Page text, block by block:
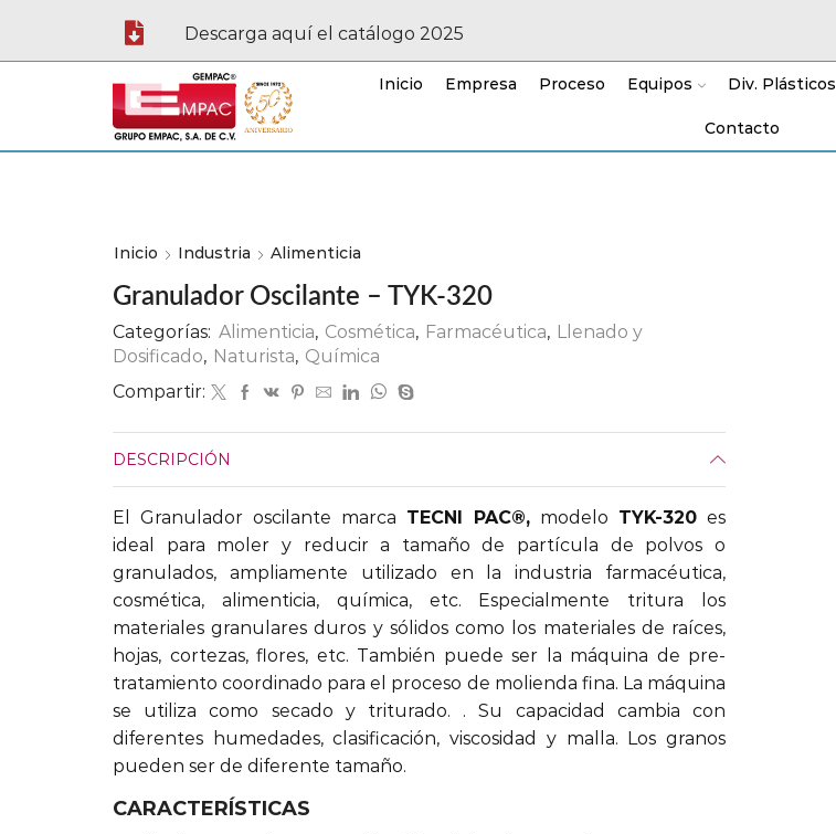
Descarga aquí el catálogo 2025
Inicio Empresa Proceso Equipos Div. Plásticos
Contacto
Inicio Industria Alimenticia
Granulador Oscilante – TYK-320
Categorías: Alimenticia, Cosmética, Farmacéutica, Llenado y
Dosificado, Naturista, Química
Compartir:
DESCRIPCIÓN
El Granulador oscilante marca TECNI PAC®, modelo TYK-320 es
ideal para moler y reducir a tamaño de partícula de polvos o
granulados, ampliamente utilizado en la industria farmacéutica,
cosmética, alimenticia, química, etc. Especialmente tritura los
materiales granulares duros y sólidos como los materiales de raíces,
hojas, cortezas, flores, etc. También puede ser la máquina de pre-
tratamiento coordinado para el proceso de molienda fina. La máquina
se utiliza como secado y triturado. . Su capacidad cambia con
diferentes humedades, clasificación, viscosidad y malla. Los granos
pueden ser de diferente tamaño.
CARACTERÍSTICAS